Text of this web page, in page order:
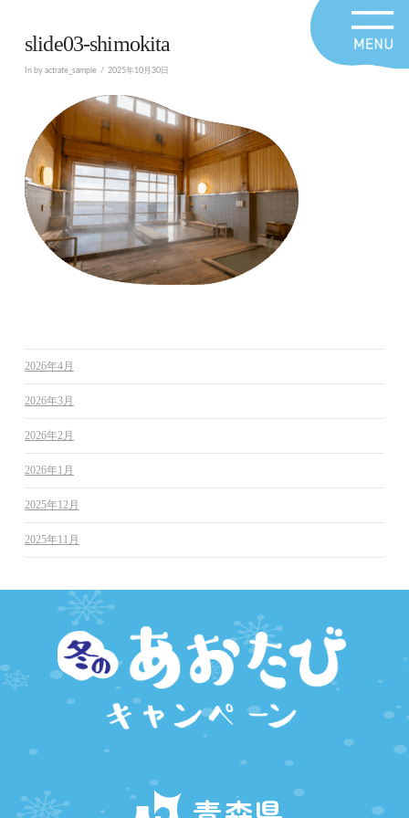
slide03-shimokita
In by actrate_sample 2025年10月30日
2026年4月
2026年3月
2026年2月
2026年1月
2025年12月
2025年11月